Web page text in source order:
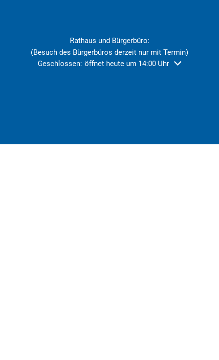
Rathaus und Bürgerbüro:
(Besuch des Bürgerbüros derzeit nur mit Termin)
Klicken, um weitere Öffnungs- oder Schließzeiten
Geschlossen: öffnet heute um 14:00 Uhr